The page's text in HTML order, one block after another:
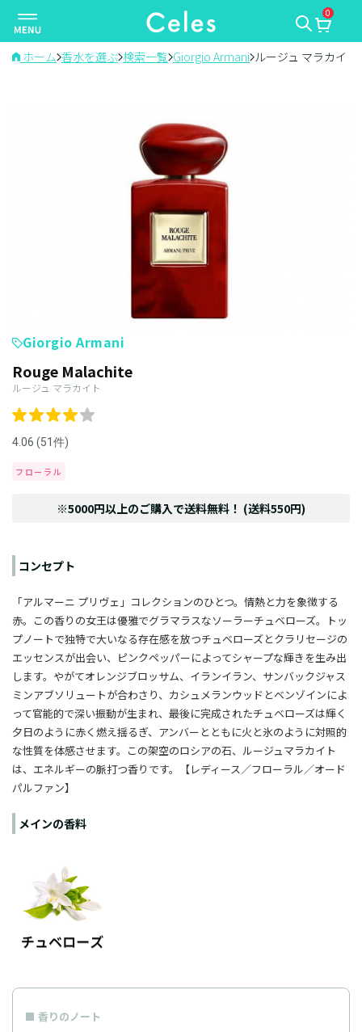
ナ
ビ
ゲ
0
ホーム 香水を選ぶ 検索一覧 Giorgio Armani ルージュ マラカイト
Giorgio Armani
Rouge Malachite
ルージュ マラカイト
4.06 (51件)
フローラル
※5000円以上のご購入で送料無料！ (送料550円)
コンセプト
「アルマーニ プリヴェ」コレクションのひとつ。情熱と力を象徴する
赤。この香りの女王は優雅でグラマラスなソーラーチュベローズ。トッ
プノートで独特で大いなる存在感を放つチュベローズとクラリセージの
エッセンスが出会い、ピンクペッパーによってシャープな輝きを生み出
します。やがてオレンジブロッサム、イランイラン、サンバックジャス
ミンアブソリュートが合わさり、カシュメランウッドとベンゾインによ
って官能的で深い振動が生まれ、最後に完成されたチュベローズは輝く
夕日のように赤く燃え揺るぎ、アンバーとともに火と氷のように対照的
な性質を体感させます。この架空のロシアの石、ルージュマラカイト
は、エネルギーの脈打つ香りです。
【レディース／フローラル／オード
パルファン】
メインの香料
香りのノート